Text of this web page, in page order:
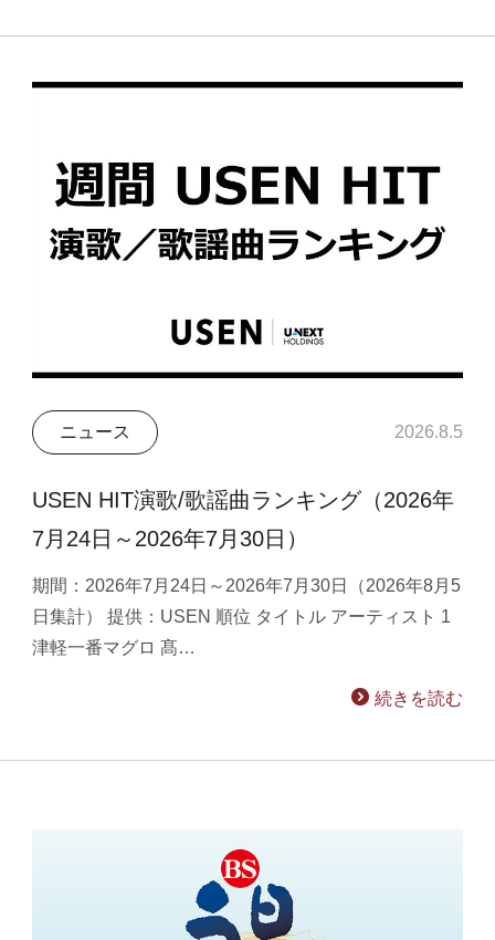
ニュース 2026.8.5
USEN HIT演歌/歌謡曲ランキング（2026年
7月24日～2026年7月30日）
期間：2026年7月24日～2026年7月30日（2026年8月5
日集計） 提供：USEN 順位 タイトル アーティスト 1
津軽一番マグロ 髙…
続きを読む